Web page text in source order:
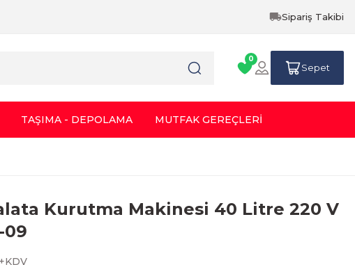
Sipariş Takibi
0
Sepet
TAŞIMA - DEPOLAMA MUTFAK GEREÇLERİ
Kurutma Makinesi 40 Litre 220 V
09
+KDV